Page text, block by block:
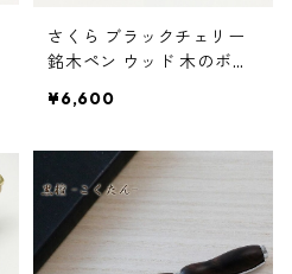
さくら ブラックチェリー
銘木ペン ウッド 木のボー
1703
¥6,600